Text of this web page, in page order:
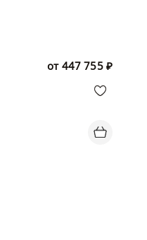
от 447 755 ₽